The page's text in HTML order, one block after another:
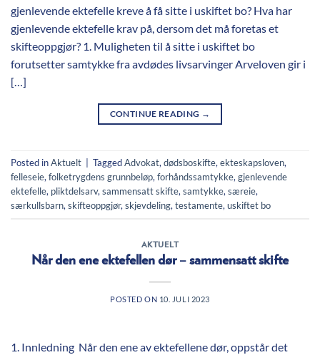
gjenlevende ektefelle kreve å få sitte i uskiftet bo? Hva har
gjenlevende ektefelle krav på, dersom det må foretas et
skifteoppgjør? 1. Muligheten til å sitte i uskiftet bo
forutsetter samtykke fra avdødes livsarvinger Arveloven gir i
[…]
CONTINUE READING →
Posted inAktuelt TaggedAdvokat, dødsboskifte, ekteskapsloven,
felleseie, folketrygdens grunnbeløp, forhåndssamtykke, gjenlevende
ektefelle, pliktdelsarv, sammensatt skifte, samtykke, særeie,
særkullsbarn, skifteoppgjør, skjevdeling, testamente, uskiftet bo
AKTUELT
Når den ene ektefellen dør – sammensatt skifte
POSTED ON 10. JULI 2023
1. Innledning Når den ene av ektefellene dør, oppstår det